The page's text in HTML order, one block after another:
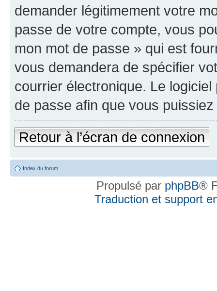
demander légitimement votre
passe de votre compte, vous
mon mot de passe » qui est
vous demandera de spécifier
courrier électronique. Le
de passe afin que vous
Retour à l’écran de connexion
Index du forum
Propulsé par phpBB®
Traduction et support